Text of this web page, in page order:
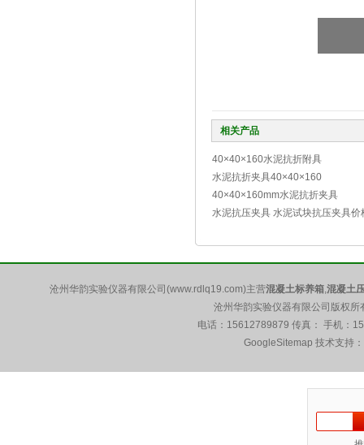
相关产品
40×40×160水泥抗折附具
水泥抗折夹具40×40×160
40×40×160mm水泥抗折夹具
水泥抗压夹具 水泥试块抗压夹具价
沧州华韵实验仪器有限公司(www.rdlq19.com)主营混凝土标养箱,混凝土
沧州华韵实验仪器有限公司版权
电话：15612789879 传真： 手机：
GoogleSitemap 技术支持